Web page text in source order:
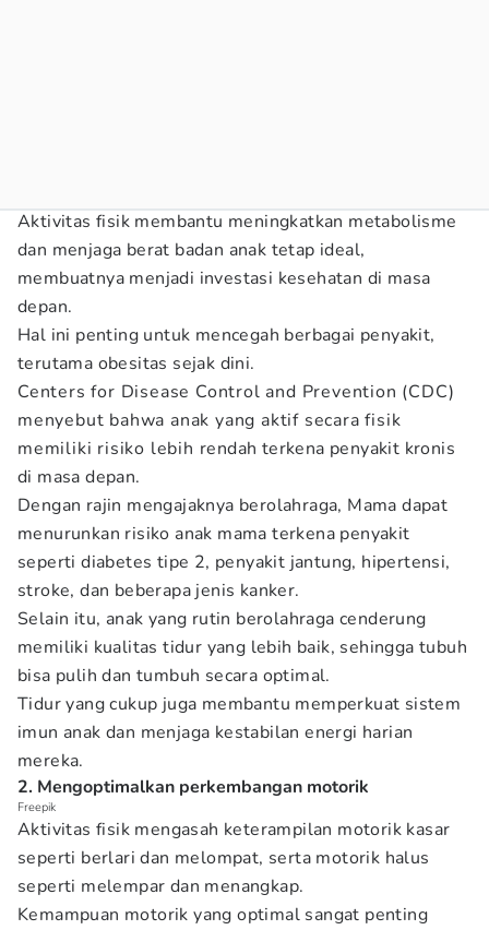
Aktivitas fisik membantu meningkatkan metabolisme
dan menjaga berat badan anak tetap ideal,
membuatnya menjadi investasi kesehatan di masa
depan.
Hal ini penting untuk mencegah berbagai penyakit,
terutama obesitas sejak dini.
Centers for Disease Control and Prevention (CDC)
menyebut bahwa anak yang aktif secara fisik
memiliki risiko lebih rendah terkena penyakit kronis
di masa depan.
Dengan rajin mengajaknya berolahraga, Mama dapat
menurunkan risiko anak mama terkena penyakit
seperti diabetes tipe 2, penyakit jantung, hipertensi,
stroke, dan beberapa jenis kanker.
Selain itu, anak yang rutin berolahraga cenderung
memiliki kualitas tidur yang lebih baik, sehingga tubuh
bisa pulih dan tumbuh secara optimal.
Tidur yang cukup juga membantu memperkuat sistem
imun anak dan menjaga kestabilan energi harian
mereka.
2. Mengoptimalkan perkembangan motorik
Freepik
Aktivitas fisik mengasah keterampilan motorik kasar
seperti berlari dan melompat, serta motorik halus
seperti melempar dan menangkap.
Kemampuan motorik yang optimal sangat penting